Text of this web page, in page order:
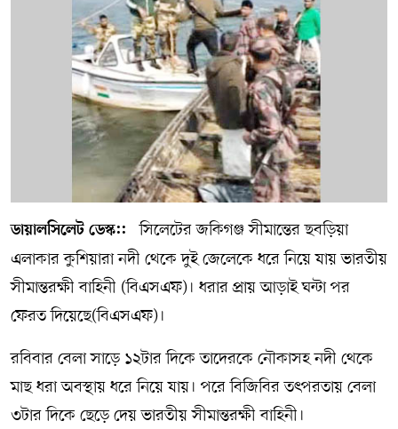
ডায়ালসিলেট ডেস্ক::
সিলেটের জকিগঞ্জ সীমান্তের ছবড়িয়া
এলাকার কুশিয়ারা নদী থেকে দুই জেলেকে ধরে নিয়ে যায় ভারতীয়
সীমান্তরক্ষী বাহিনী (বিএসএফ)। ধরার প্রায় আড়াই ঘন্টা পর
ফেরত দিয়েছে(বিএসএফ)।
রবিবার বেলা সাড়ে ১২টার দিকে তাদেরকে নৌকাসহ নদী থেকে
মাছ ধরা অবস্থায় ধরে নিয়ে যায়। পরে বিজিবির তৎপরতায় বেলা
৩টার দিকে ছেড়ে দেয় ভারতীয় সীমান্তরক্ষী বাহিনী।
সম্পাদকীয় কলাম
ABOUT US
DIAL SYLHET